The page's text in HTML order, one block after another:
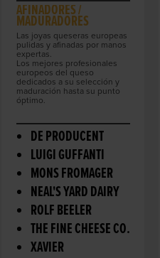
AFINADORES /
MADURADORES
Las joyas queseras europeas
pulidas y afinadas por manos
expertas.
Los mejores profesionales
europeos del queso
dedicados a su selección y
maduración hasta su punto
óptimo.
DE PRODUCENT
LUIGI GUFFANTI
MONS FROMAGER
NEAL'S YARD DAIRY
ROLF BEELER
THE FINE CHEESE CO.
XAVIER